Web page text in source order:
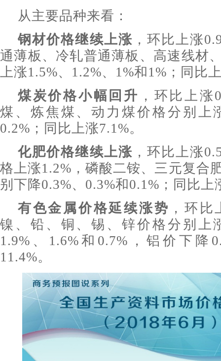
从主要品种来看：
钢材价格继续上涨 ，环比上涨
通薄板、冷轧普通薄板、高速线材
上涨1.5%、1.2%、1%和1%；同比
煤炭价格小幅回升 ，环比上涨
煤、炼焦煤、动力煤价格分别上
0.2%；同比上涨7.1%。
化肥价格继续上涨 ，环比上涨
格上涨1.2%，磷酸二铵、三元复合
别下降0.3%、0.3%和0.1%；同比上
有色金属价格延续涨势 ，环
镍、铅、铜、锡、锌价格分别上
1.9%、1.6%和0.7%，铝价下降
11.4%。